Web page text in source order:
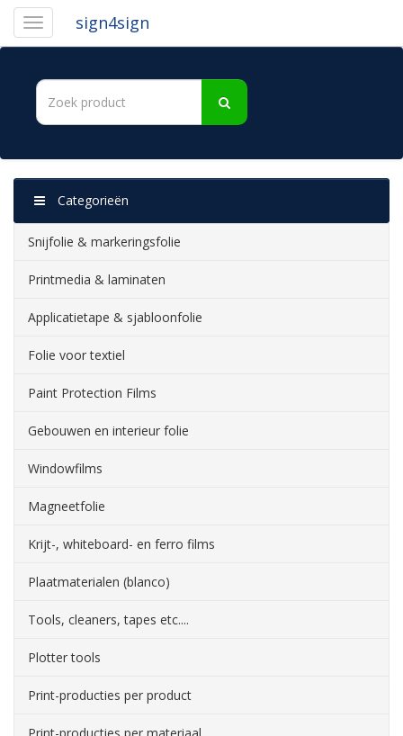
sign4sign
Categorieën
Snijfolie & markeringsfolie
Printmedia & laminaten
Applicatietape & sjabloonfolie
Folie voor textiel
Paint Protection Films
Gebouwen en interieur folie
Windowfilms
Magneetfolie
Krijt-, whiteboard- en ferro films
Plaatmaterialen (blanco)
Tools, cleaners, tapes etc....
Plotter tools
Print-producties per product